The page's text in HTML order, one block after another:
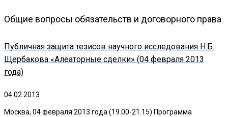
Общие вопросы обязательств и договорного права
Публичная защита тезисов научного исследования Н.Б.
Щербакова «Алеаторные сделки» (04 февраля 2013
года)
04.02.2013
Москва, 04 февраля 2013 года (19.00-21.15) Программа